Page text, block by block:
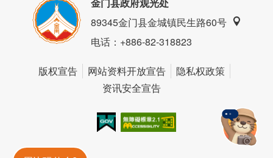
89345金门县金城镇民生路60号
电话：+886-82-318823
版权宣告 网站资料开放宣告
隐私权政策
资讯安全宣告